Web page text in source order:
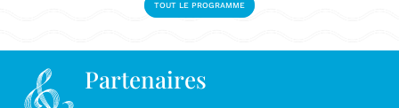
TOUT LE PROGRAMME
Partenaires